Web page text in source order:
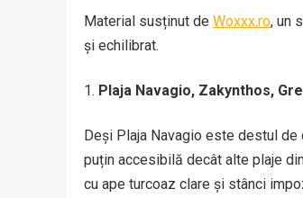
Material susținut de Woxxx.ro, un
și echilibrat.
Plaja Navagio, Zakynthos,
Deși Plaja Navagio este destul
puțin accesibilă decât alte plaje
cu ape turcoaz clare și stânci